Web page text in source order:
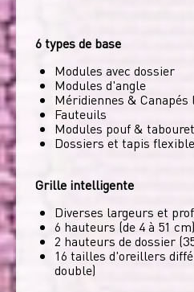
6 types de base
Modules avec dossier
Modules d'angle
Méridiennes & Canapés
Fauteuils
Modules pouf & tabouret
Dossiers et tapis
Grille intelligente
Diverses largeurs et
6 hauteurs (de 4 à 51 cm)
2 hauteurs de dossier
16 tailles d'oreillers
double)